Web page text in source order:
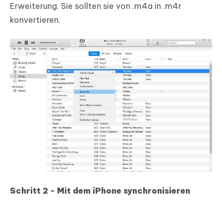
Erweiterung. Sie sollten sie von .m4a in .m4r
konvertieren.
Schritt 2 - Mit dem iPhone synchronisieren